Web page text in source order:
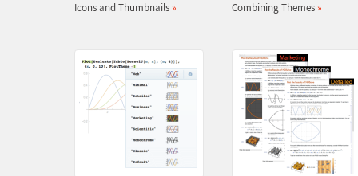
Icons and Thumbnails » Combining Themes »